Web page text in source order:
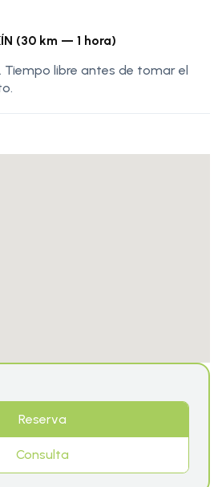
(30 km — 1 hora)
Tiempo libre antes de tomar el
Reserva
Consulta